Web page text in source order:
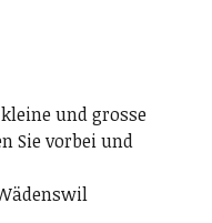
und grosse
Sie vorbei und